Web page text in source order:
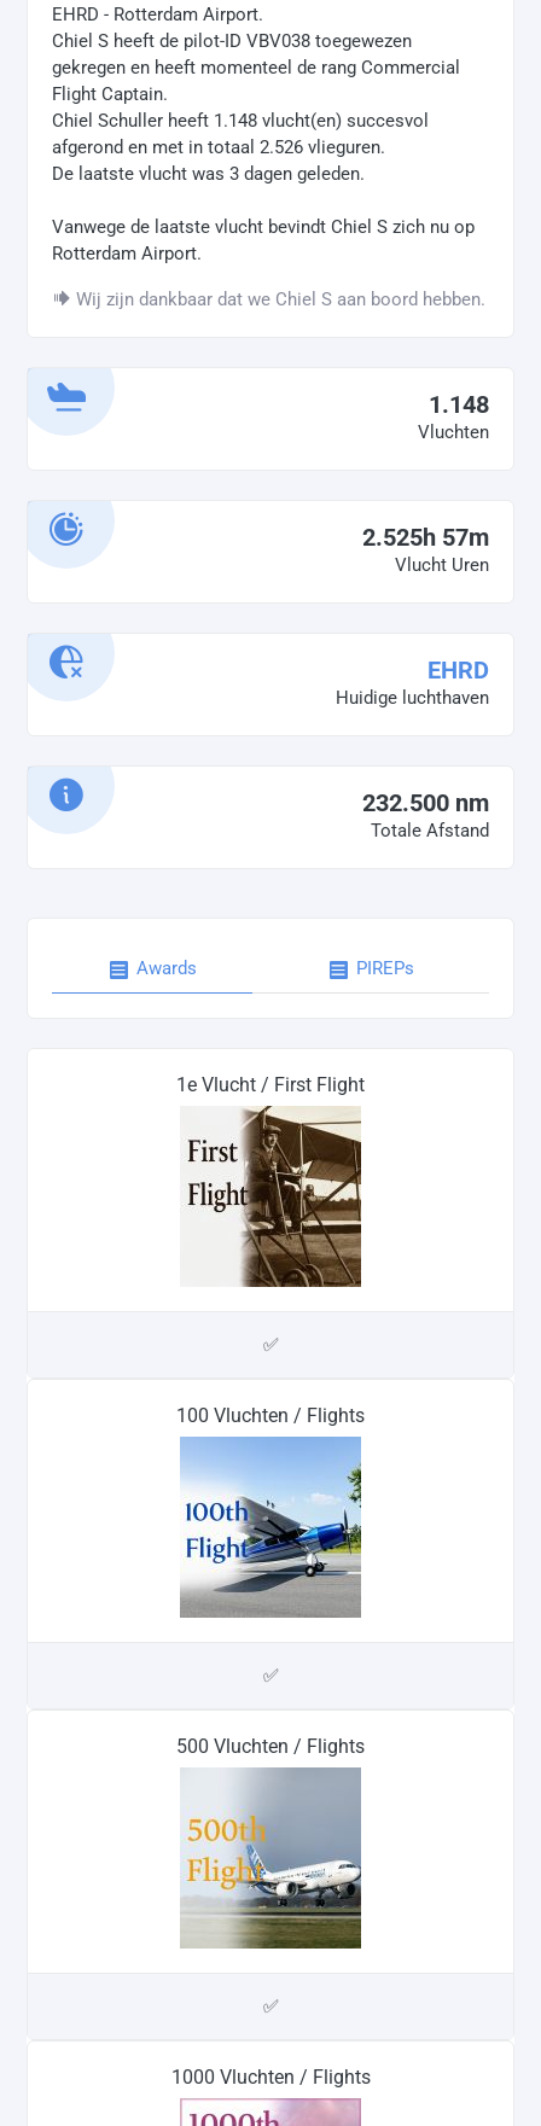
EHRD - Rotterdam Airport.
Chiel S heeft de pilot-ID VBV038 toegewezen
gekregen en heeft momenteel de rang Commercial
Flight Captain.
Chiel Schuller heeft 1.148 vlucht(en) succesvol
afgerond en met in totaal 2.526 vlieguren.
De laatste vlucht was 3 dagen geleden.
Vanwege de laatste vlucht bevindt Chiel S zich nu op
Rotterdam Airport.
Wij zijn dankbaar dat we Chiel S aan boord hebben.
1.148
Vluchten
2.525h 57m
Vlucht Uren
EHRD
Huidige luchthaven
232.500 nm
Totale Afstand
Awards PIREPs
1e Vlucht / First Flight
✅
100 Vluchten / Flights
✅
500 Vluchten / Flights
✅
1000 Vluchten / Flights